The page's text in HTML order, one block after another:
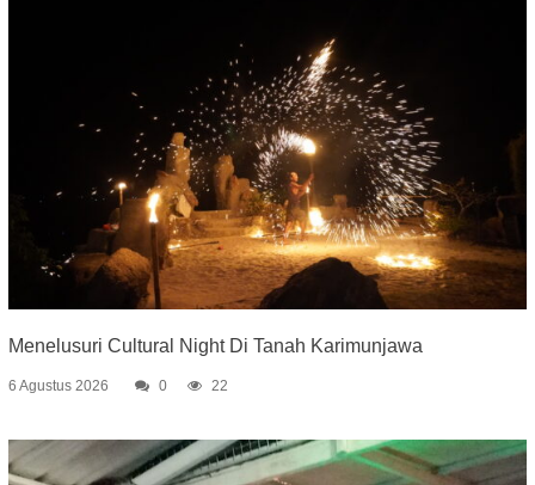
Menelusuri Cultural Night Di Tanah Karimunjawa
6 Agustus 2026 0 22